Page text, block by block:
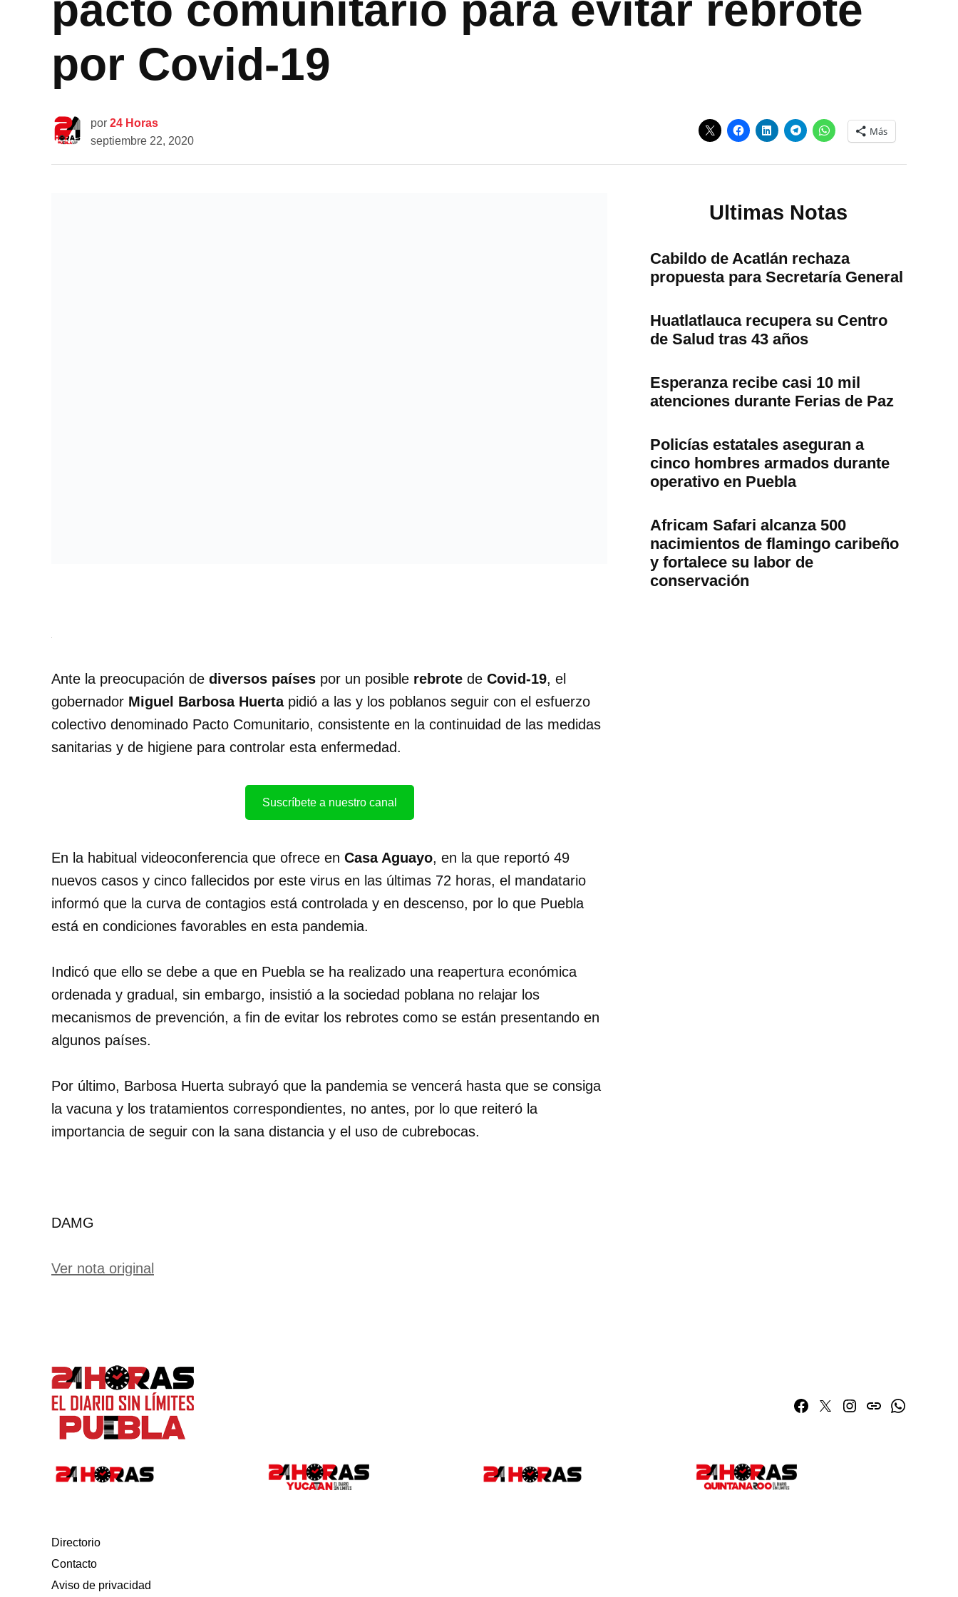
por Covid-19
por 24 Horas
septiembre 22, 2020
Más
Ante la preocupación de diversos países por un posible rebrote de Covid-19, el
gobernador Miguel Barbosa Huertapidió a las y los poblanos seguir con el esfuerzo
colectivo denominado Pacto Comunitario, consistente en la continuidad de las medidas
sanitarias y de higiene para controlar esta enfermedad.
Suscríbete a nuestro canal
En la habitual videoconferencia que ofrece en Casa Aguayo, en la que reportó 49
nuevos casos y cinco fallecidos por este virus en las últimas 72 horas, el mandatario
informó que la curva de contagios está controlada y en descenso, por lo que Puebla
está en condiciones favorables en esta pandemia.
Indicó que ello se debe a que en Puebla se ha realizado una reapertura económica
ordenada y gradual, sin embargo, insistió a la sociedad poblana no relajar los
mecanismos de prevención, a fin de evitar los rebrotes como se están presentando en
algunos países.
Por último, Barbosa Huerta subrayó que la pandemia se vencerá hasta que se consiga
la vacuna y los tratamientos correspondientes, no antes, por lo que reiteró la
importancia de seguir con la sana distancia y el uso de cubrebocas.
DAMG
Ver nota original
Ultimas Notas
Cabildo de Acatlán rechaza
propuesta para Secretaría General
Huatlatlauca recupera su Centro
de Salud tras 43 años
Esperanza recibe casi 10 mil
atenciones durante Ferias de Paz
Policías estatales aseguran a
cinco hombres armados durante
operativo en Puebla
Africam Safari alcanza 500
nacimientos de flamingo caribeño
y fortalece su labor de
conservación
Facebook
TwitterInstagram
issuuWhatsapp
Directorio
Contacto
Aviso de privacidad